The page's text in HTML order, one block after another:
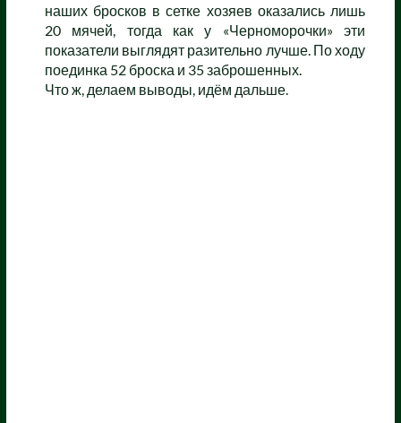
наших бросков в сетке хозяев оказались лишь
20 мячей, тогда как у «Черноморочки» эти
показатели выглядят разительно лучше. По ходу
поединка 52 броска и 35 заброшенных.
Что ж, делаем выводы, идём дальше.